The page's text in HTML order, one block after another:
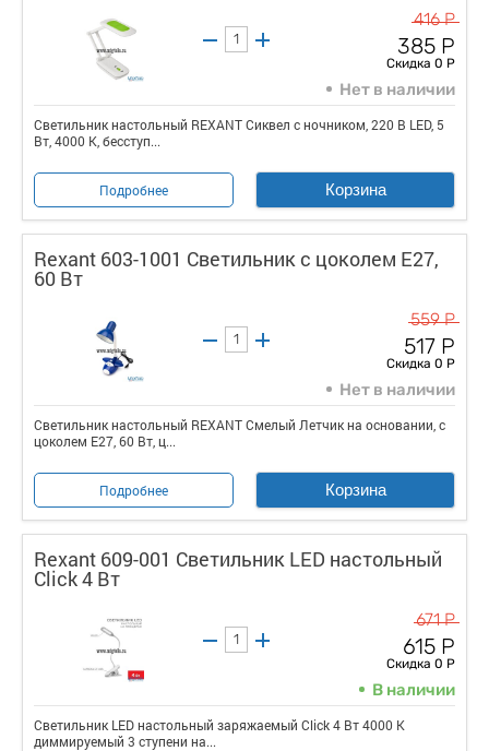
416 Р
385 Р
Скидка 0 Р
Нет в наличии
Светильник настольный REXANT Сиквел с ночником, 220 В LED, 5
Вт, 4000 К, бесступ...
Подробнее Корзина
Rexant 603-1001 Светильник с цоколем Е27,
60 Вт
559 Р
517 Р
Скидка 0 Р
Нет в наличии
Светильник настольный REXANT Смелый Летчик на основании, с
цоколем Е27, 60 Вт, ц...
Подробнее Корзина
Rexant 609-001 Светильник LED настольный
Click 4 Вт
671 Р
615 Р
Скидка 0 Р
В наличии
Светильник LED настольный заряжаемый Click 4 Вт 4000 К
диммируемый 3 ступени на...